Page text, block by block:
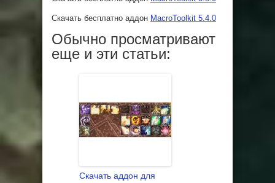
Скачать бесплатно аддон MacroToolkit 5.4.0
Обычно просматривают
еще и эти статьи:
Скачать аддон для